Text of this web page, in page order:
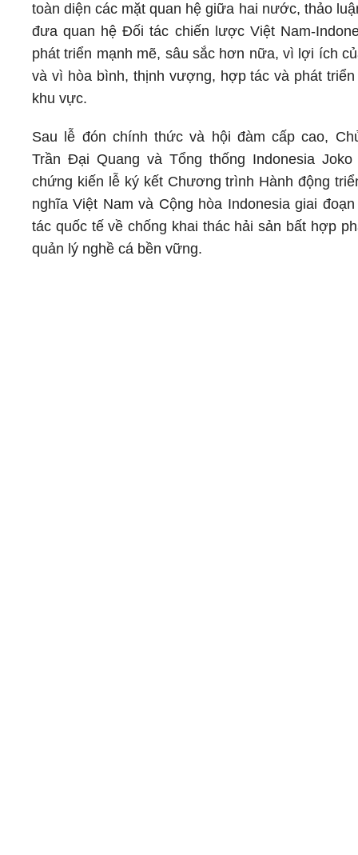
toàn diện các mặt quan hệ giữa hai nước, thảo
đưa quan hệ Đối tác chiến lược Việt Nam-
phát triển mạnh mẽ, sâu sắc hơn nữa, vì lợi ích
và vì hòa bình, thịnh vượng, hợp tác và phát
khu vực.
Sau lễ đón chính thức và hội đàm cấp cao,
Trần Đại Quang và Tổng thống Indonesia Joko
chứng kiến lễ ký kết Chương trình Hành động
nghĩa Việt Nam và Cộng hòa Indonesia giai
tác quốc tế về chống khai thác hải sản bất hợp
quản lý nghề cá bền vững.